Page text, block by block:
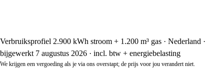
Verbruiksprofiel 2.900 kWh stroom + 1.200 m³ gas · Nederland ·
bijgewerkt 7 augustus 2026 · incl. btw + energiebelasting
We krijgen een vergoeding als je via ons overstapt; de prijs voor jou verandert niet.